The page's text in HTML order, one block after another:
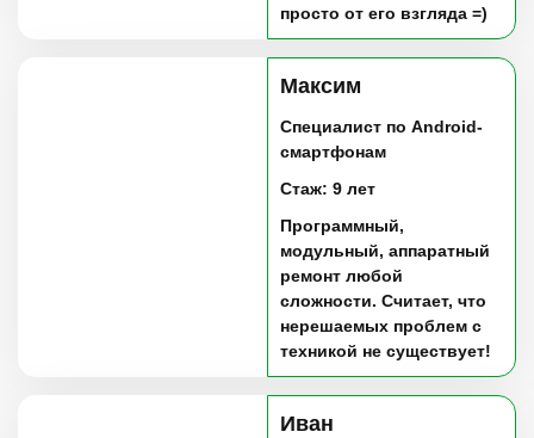
просто от его взгляда =)
Максим
Специалист по Android-
смартфонам
Стаж: 9 лет
Программный,
модульный, аппаратный
ремонт любой
сложности. Считает, что
нерешаемых проблем с
техникой не существует!
Иван